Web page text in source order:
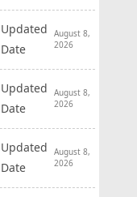
Updated
Date
August 8,
2026
Updated
Date
August 8,
2026
Updated
Date
August 8,
2026